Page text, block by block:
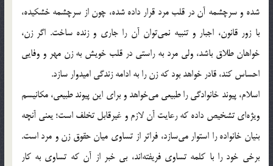
شده و سرچشمه آن در قلب مرد قرار داده شده، چون از سرچشمه خشکیده،
با زور قانون، اجبار و تنبیه نمی‌توان آن را جاری و زنده ساخت. اگر زن،
خواهان طلاق باشد، ولی مرد به راستی در قلب خویش به زن مهر و وفایی
احساس کند، قادر خواهد بود که زن را به ادامه زندگی امیدوار سازد.
اسلام، پیوند خانوادگی را طبیعی می‌خواهد و برای این پیوند طبیعی، مکانیسم
ویژه‌ای تشخیص داده که رعایت آن لازم و غیرقابل تخلف است؛ یعنی آنچه
بنیان خانواده را استوار می‌سازد، فراتر از تساوی میان حقوق زن و مرد است.
برخی خود را با کلمه تساوی فریفته‌اند، بی خبر از آن که تساوی به کار